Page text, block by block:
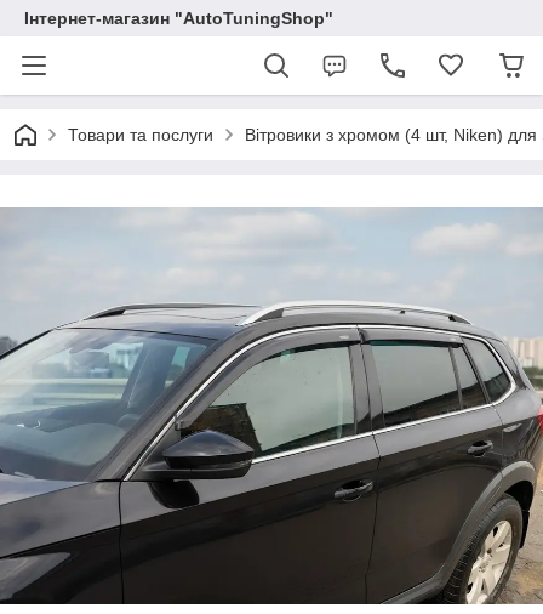
Інтернет-магазин "AutoTuningShop"
Товари та послуги Вітровики з хромом (4 шт, Niken)